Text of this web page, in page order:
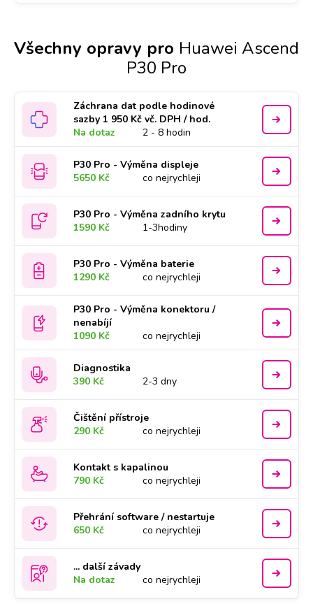
Všechny opravy pro Huawei Ascend
P30 Pro
Záchrana dat podle hodinové
sazby 1 950 Kč vč. DPH / hod.
Na dotaz
2 - 8 hodin
P30 Pro - Výměna displeje
5650 Kč
co nejrychleji
P30 Pro - Výměna zadního krytu
1590 Kč
1-3hodiny
P30 Pro - Výměna baterie
1290 Kč
co nejrychleji
P30 Pro - Výměna konektoru /
nenabíjí
1090 Kč
co nejrychleji
Diagnostika
390 Kč
2-3 dny
Čištění přístroje
290 Kč
co nejrychleji
Kontakt s kapalinou
790 Kč
co nejrychleji
Přehrání software / nestartuje
650 Kč
co nejrychleji
... další závady
Na dotaz
co nejrychleji